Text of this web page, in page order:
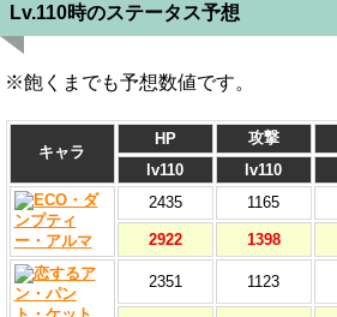
Lv.110時のステータス予想
※飽くまでも予想数値です。
キャラ
HP 攻撃
lv110
lv110
2435
1165
2922 1398
2351 1123